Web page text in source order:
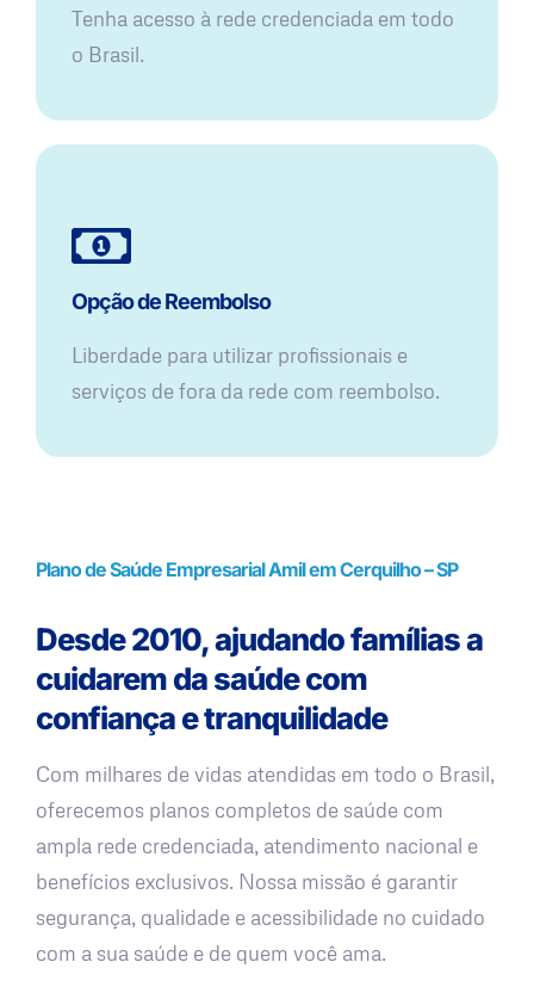
Tenha acesso à rede credenciada em todo
o Brasil.
Opção de Reembolso
Liberdade para utilizar profissionais e
serviços de fora da rede com reembolso.
Plano de Saúde Empresarial Amil em Cerquilho – SP
Desde 2010, ajudando famílias a
cuidarem da saúde com
confiança e tranquilidade
Com milhares de vidas atendidas em todo o Brasil,
oferecemos planos completos de saúde com
ampla rede credenciada, atendimento nacional e
benefícios exclusivos. Nossa missão é garantir
segurança, qualidade e acessibilidade no cuidado
com a sua saúde e de quem você ama.